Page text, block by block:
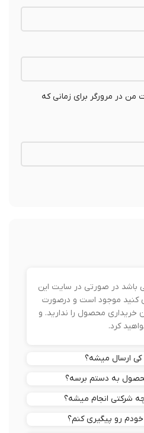
مرورگر برای زمانی که
در صورتی در سایت این
موجود است و درصورت
محصول را ندارید. و
کرد.
میشه؟
به دستم برسه؟
انجام میشه؟
پیگیری کنم؟